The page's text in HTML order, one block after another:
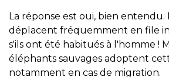
La réponse est oui, bien entendu.
déplacent fréquemment en file
s'ils ont été habitués à l'homme !
éléphants sauvages adoptent
notamment en cas de migration.